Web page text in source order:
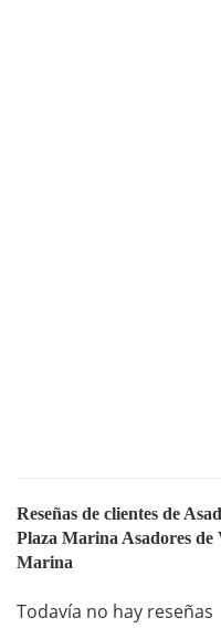
Reseñas de clientes de
Plaza Marina Asadores
Marina
Todavía no hay reseñas